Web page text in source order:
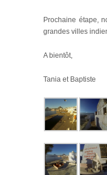
Prochaine étape,
grandes villes
A bientôt,
Tania et Baptiste